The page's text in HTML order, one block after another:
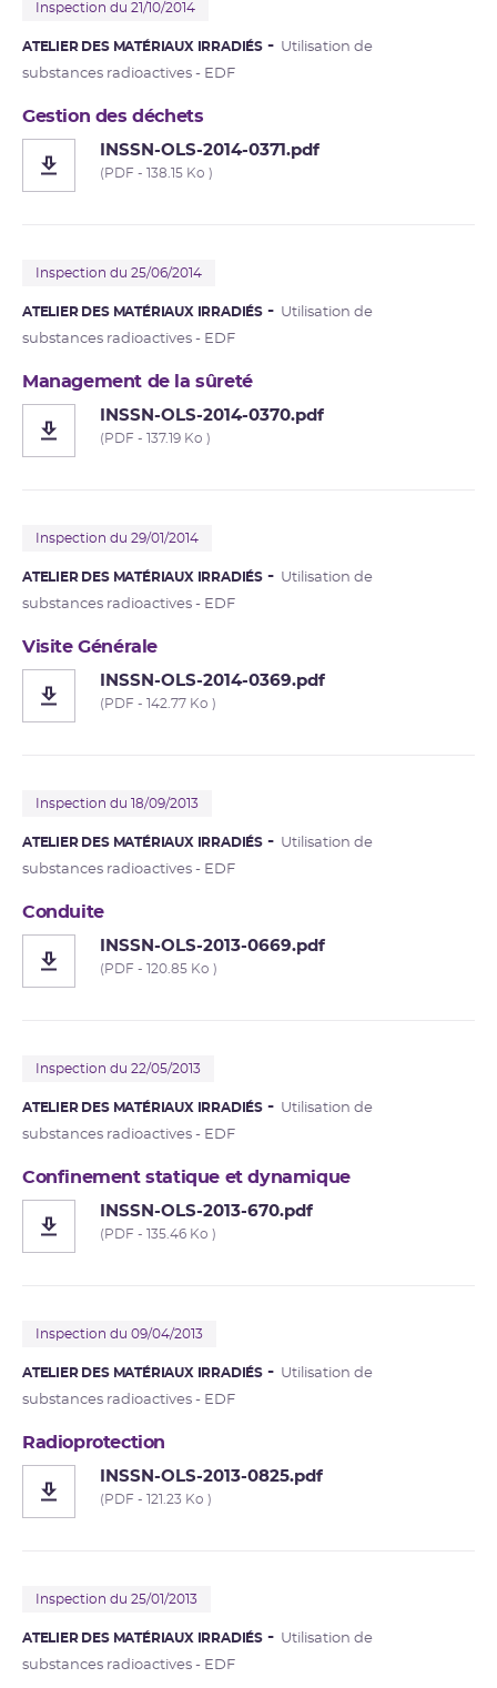
Inspection du 21/10/2014
ATELIER DES MATÉRIAUX IRRADIÉS
Utilisation de
substances radioactives - EDF
Gestion des déchets
INSSN-OLS-2014-0371.pdf
(PDF - 138.15 Ko )
Inspection du 25/06/2014
ATELIER DES MATÉRIAUX IRRADIÉS
Utilisation de
substances radioactives - EDF
Management de la sûreté
INSSN-OLS-2014-0370.pdf
(PDF - 137.19 Ko )
Inspection du 29/01/2014
ATELIER DES MATÉRIAUX IRRADIÉS
Utilisation de
substances radioactives - EDF
Visite Générale
INSSN-OLS-2014-0369.pdf
(PDF - 142.77 Ko )
Inspection du 18/09/2013
ATELIER DES MATÉRIAUX IRRADIÉS
Utilisation de
substances radioactives - EDF
Conduite
INSSN-OLS-2013-0669.pdf
(PDF - 120.85 Ko )
Inspection du 22/05/2013
ATELIER DES MATÉRIAUX IRRADIÉS
Utilisation de
substances radioactives - EDF
Confinement statique et dynamique
INSSN-OLS-2013-670.pdf
(PDF - 135.46 Ko )
Inspection du 09/04/2013
ATELIER DES MATÉRIAUX IRRADIÉS
Utilisation de
substances radioactives - EDF
Radioprotection
INSSN-OLS-2013-0825.pdf
(PDF - 121.23 Ko )
Inspection du 25/01/2013
ATELIER DES MATÉRIAUX IRRADIÉS
Utilisation de
substances radioactives - EDF